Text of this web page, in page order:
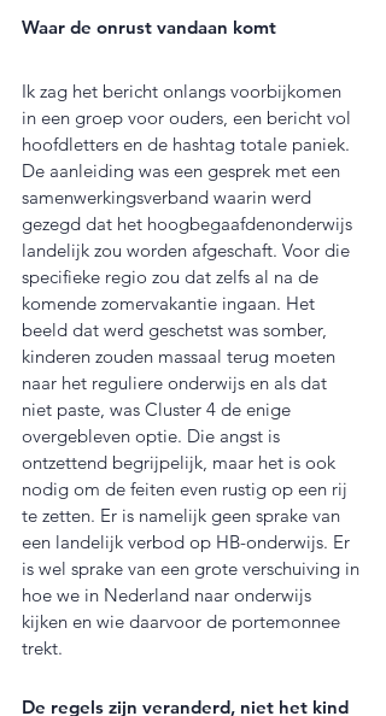
Waar de onrust vandaan komt
Ik zag het bericht onlangs voorbijkomen
in een groep voor ouders, een bericht vol
hoofdletters en de hashtag totale paniek.
De aanleiding was een gesprek met een
samenwerkingsverband waarin werd
gezegd dat het hoogbegaafdenonderwijs
landelijk zou worden afgeschaft. Voor die
specifieke regio zou dat zelfs al na de
komende zomervakantie ingaan. Het
beeld dat werd geschetst was somber,
kinderen zouden massaal terug moeten
naar het reguliere onderwijs en als dat
niet paste, was Cluster 4 de enige
overgebleven optie. Die angst is
ontzettend begrijpelijk, maar het is ook
nodig om de feiten even rustig op een rij
te zetten. Er is namelijk geen sprake van
een landelijk verbod op HB-onderwijs. Er
is wel sprake van een grote verschuiving in
hoe we in Nederland naar onderwijs
kijken en wie daarvoor de portemonnee
trekt.
De regels zijn veranderd, niet het kind